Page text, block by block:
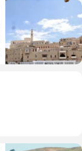
פוליטי